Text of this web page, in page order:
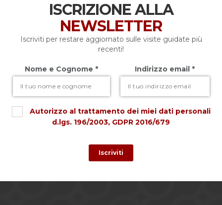
ISCRIZIONE ALLA
NEWSLETTER
Iscriviti per restare aggiornato sulle visite guidate più
recenti!
Nome e Cognome * Indirizzo email *
Autorizzo al trattamento dei miei dati personali
d.lgs. 196/2003, GDPR 2016/679